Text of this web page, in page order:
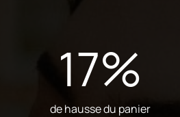
17%
de hausse du panier